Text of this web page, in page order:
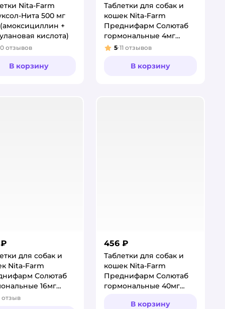
Nita-Farm
Нита 500 мг
+
кислота)
отзывов
В корзину
Таблетки для собак и
кошек Nita-Farm
Преднифарм Солютаб
гормональные 4мг
20таблеток
Рейтинг:
5 11 отзывов
В корзину
для собак и
Nita-Farm
Солютаб
16мг
отзыв
456 ₽
Таблетки для собак и
кошек Nita-Farm
Преднифарм Солютаб
гормональные 40мг
В корзину